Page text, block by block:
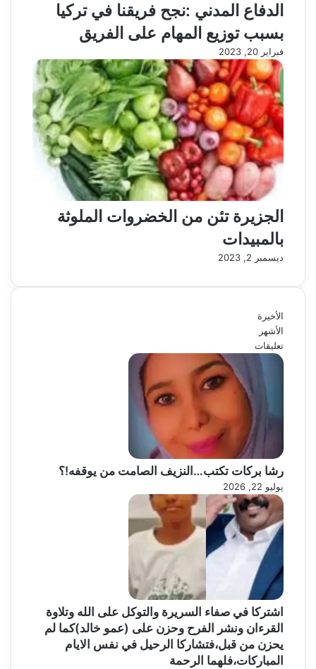
الدفاع المدني :نجح فريقنا في تركيا
بسبب توزيع المهام على الفريق
فبراير 20, 2023
الجزيرة تئن من الخضروات الملوثة
بالمبيدات
ديسمبر 2, 2023
الأخيرة
الأشهر
تعليقات
رشا بركات تكتب…النزيف الصامت من يوقفه!؟
يوليو 22, 2026
اشتركا في صفاء السريرة والتوكل على الله وتلاوة
القرءان ونشر الفرح وحزن على (عمو خالد)كما لم
يحزن من قبل،فتشاركا الرحيل في نفس الايام
المباركات،فلهما الرحمة